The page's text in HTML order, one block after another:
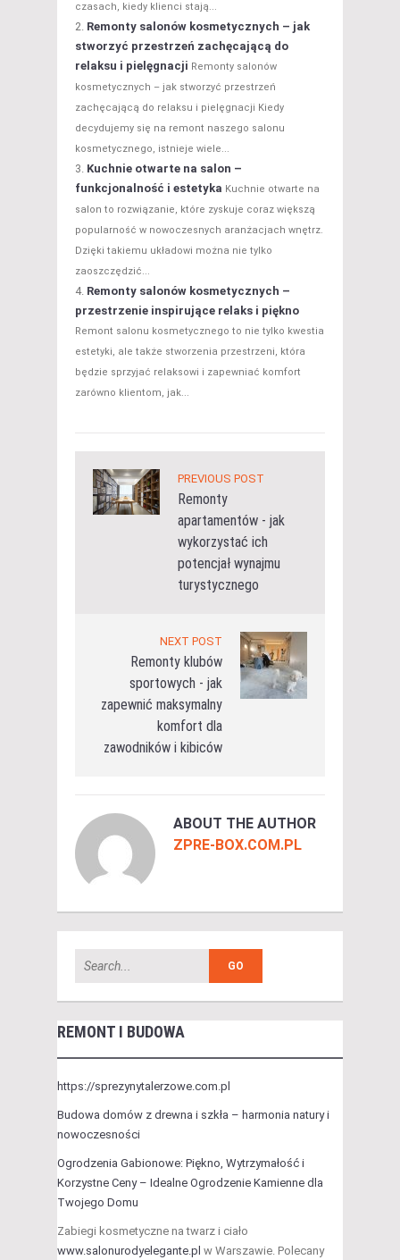
czasach, kiedy klienci stają...
Remonty salonów kosmetycznych – jak
stworzyć przestrzeń zachęcającą do
relaksu i pielęgnacji Remonty salonów
kosmetycznych – jak stworzyć przestrzeń
zachęcającą do relaksu i pielęgnacji Kiedy
decydujemy się na remont naszego salonu
kosmetycznego, istnieje wiele...
Kuchnie otwarte na salon –
funkcjonalność i estetyka Kuchnie otwarte na
salon to rozwiązanie, które zyskuje coraz większą
popularność w nowoczesnych aranżacjach wnętrz.
Dzięki takiemu układowi można nie tylko
zaoszczędzić...
Remonty salonów kosmetycznych –
przestrzenie inspirujące relaks i piękno
Remont salonu kosmetycznego to nie tylko kwestia
estetyki, ale także stworzenia przestrzeni, która
będzie sprzyjać relaksowi i zapewniać komfort
zarówno klientom, jak...
PREVIOUS POST
Remonty
apartamentów - jak
wykorzystać ich
potencjał wynajmu
turystycznego
NEXT POST
Remonty klubów
sportowych - jak
zapewnić maksymalny
komfort dla
zawodników i kibiców
ABOUT THE AUTHOR
ZPRE-BOX.COM.PL
REMONT I BUDOWA
https://sprezynytalerzowe.com.pl
Budowa domów z drewna i szkła – harmonia natury i
nowoczesności
Ogrodzenia Gabionowe: Piękno, Wytrzymałość i
Korzystne Ceny – Idealne Ogrodzenie Kamienne dla
Twojego Domu
Zabiegi kosmetyczne na twarz i ciało
www.salonurodyelegante.pl w Warszawie. Polecany